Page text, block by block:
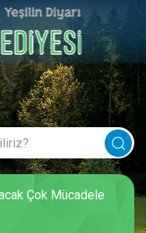
Çok Mücadele